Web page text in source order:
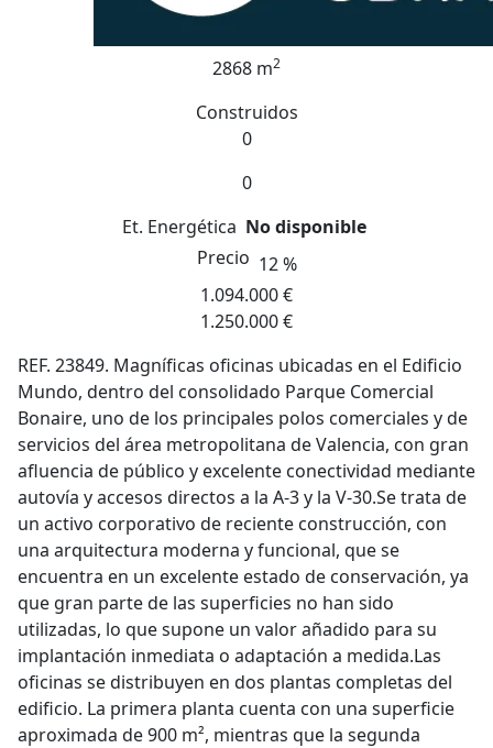
2868 m2
Construidos
0
0
Et. Energética No disponible
Precio 12 %
1.094.000 €
1.250.000 €
REF. 23849. Magníficas oficinas ubicadas en el Edificio
Mundo, dentro del consolidado Parque Comercial
Bonaire, uno de los principales polos comerciales y de
servicios del área metropolitana de Valencia, con gran
afluencia de público y excelente conectividad mediante
autovía y accesos directos a la A-3 y la V-30.Se trata de
un activo corporativo de reciente construcción, con
una arquitectura moderna y funcional, que se
encuentra en un excelente estado de conservación, ya
que gran parte de las superficies no han sido
utilizadas, lo que supone un valor añadido para su
implantación inmediata o adaptación a medida.Las
oficinas se distribuyen en dos plantas completas del
edificio. La primera planta cuenta con una superficie
aproximada de 900 m², mientras que la segunda